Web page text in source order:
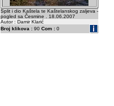
Split i dio Kaštela te Kaštelanskog zaljeva -
pogled sa Česmine . 18.06.2007
Autor : Damir Klarić
Broj klikova :90 Com :0